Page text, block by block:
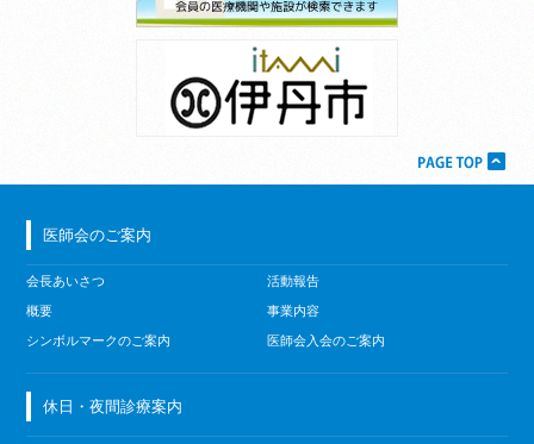
医師会のご案内
会長あいさつ
概要
シンボルマークのご案内
活動報告
事業内容
医師会入会のご案内
休日・夜間診療案内